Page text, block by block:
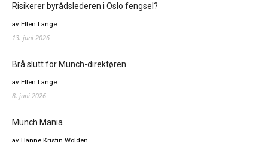
Risikerer byrådslederen i Oslo fengsel?
av Ellen Lange
13. juni 2026
Brå slutt for Munch-direktøren
av Ellen Lange
8. juni 2026
Munch Mania